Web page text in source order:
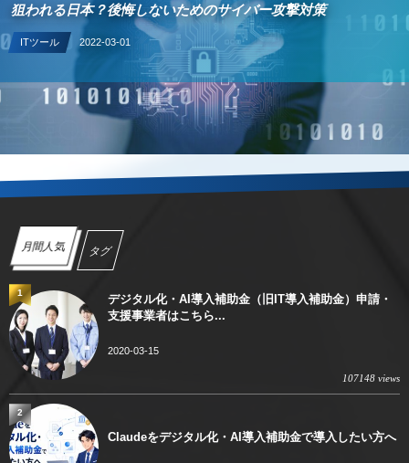
狙われる日本？後悔しないためのサイバー攻撃対策
ITツール 2022-03-01
月間人気 タグ
デジタル化・AI導入補助金（旧IT導入補助金）申請・
支援事業者はこちら...
2020-03-15
107148 views
1
Claudeをデジタル化・AI導入補助金で導入したい方へ
2